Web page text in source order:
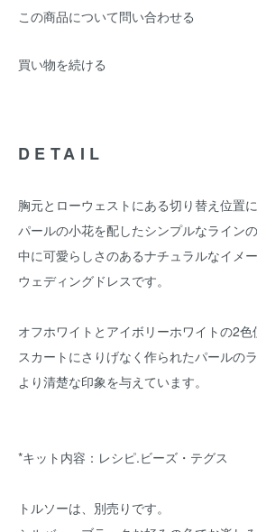
この商品について問い合わせる
買い物を続ける
DETAIL
胸元とローウェストにある切り替え位置に
パールの小花を配したシンプルなラインの
中に可愛らしさのあるナチュラルなイメ
ウェディングドレスです。
オフホワイトとアイボリーホワイトの2色
スカートにさりげなく作られたパールの
より清楚な印象を与えています。
*キット内容：レシピ.ビーズ・テグス
トルソーは、別売りです。